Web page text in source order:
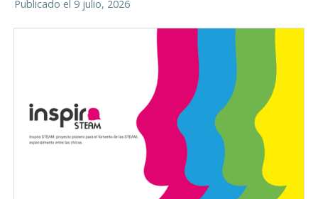
Publicado el 9 julio, 2026